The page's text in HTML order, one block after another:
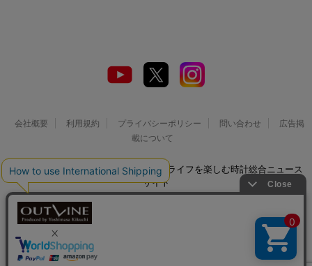
会社概要 利用規約 プライバシーポリシー 問い合わせ
広告掲
載について
© 2026 Watch LIFE NEWS｜ウオッチライフを楽しむ時計総合ニュース
サイト